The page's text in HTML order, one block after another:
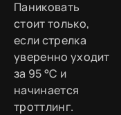
Паниковать
стоит только,
если стрелка
уверенно уходит
за 95 °C и
начинается
троттлинг.